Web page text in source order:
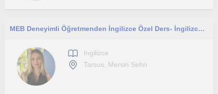
MEB Deneyimli Öğretmenden İngilizce Özel Ders- İngilizceyi Sevdiren Öğretmen!
Ingilizce
Tarsus, Mersin Sehri